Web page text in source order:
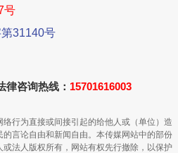
号
31140号
咨询热线： 15701616003
行为直接或间接引起的给他人或（单位）造
言论自由和新闻自由。本传媒网站中的部份
法人版权所有，网站有权先行撤除，以保护